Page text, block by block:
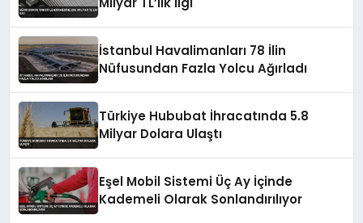
İstanbul Havalimanları 78 İlin
Nüfusundan Fazla Yolcu Ağırladı
Türkiye Hububat İhracatında 5.8
Milyar Dolara Ulaştı
Eşel Mobil Sistemi Üç Ay İçinde
Kademeli Olarak Sonlandırılıyor